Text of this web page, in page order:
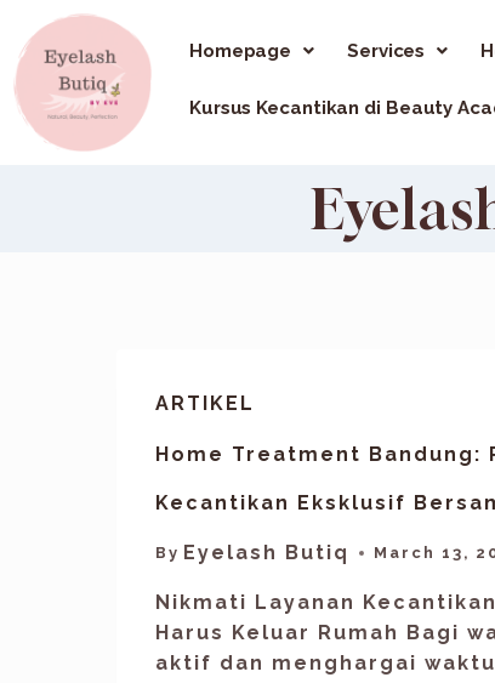
Homepage Services
Kursus Kecantikan di Beauty
ARTIKEL
Home Treatment Bandung:
Kecantikan Eksklusif
By Eyelash Butiq March 13,
Nikmati Layanan
Harus Keluar Rumah Bagi
aktif dan menghargai